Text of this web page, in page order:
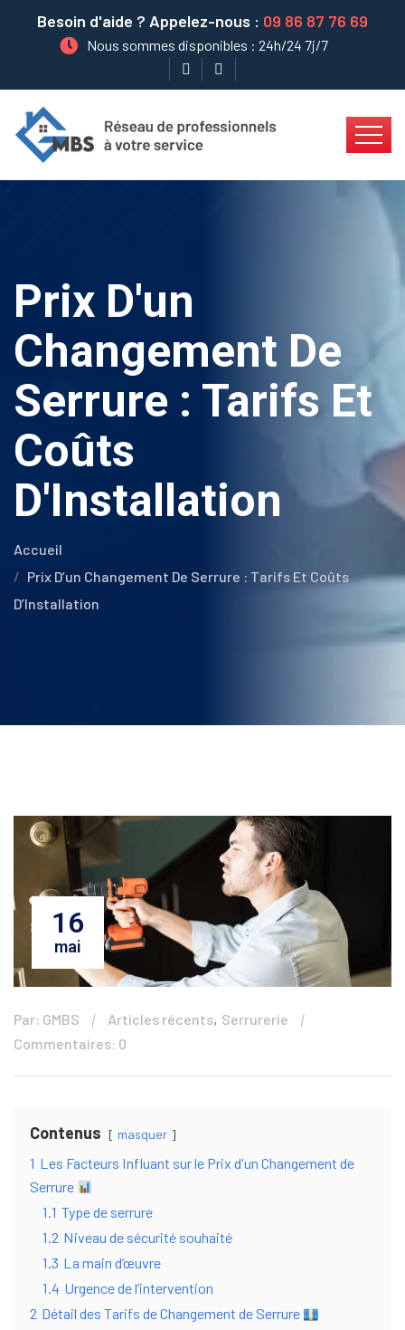
Besoin d'aide ? Appelez-nous : 09 86 87 76 69
Nous sommes disponibles : 24h/24 7j/7
Prix D'un
Changement De
Serrure : Tarifs Et
Coûts
D'Installation
Accueil
Prix D’un Changement De Serrure : Tarifs Et Coûts
D’Installation
16
mai
Par: GMBS Articles récents, Serrurerie
Commentaires: 0
Contenus masquer
1 Les Facteurs Influant sur le Prix d'un Changement de
Serrure
1.1 Type de serrure
1.2 Niveau de sécurité souhaité
1.3 La main d’œuvre
1.4 Urgence de l’intervention
2 Détail des Tarifs de Changement de Serrure